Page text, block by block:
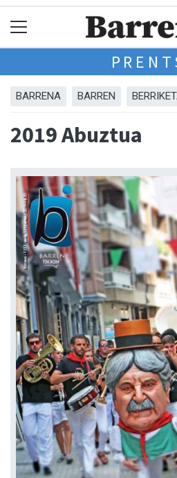
BARRENA BARREN
2019 Abuztua